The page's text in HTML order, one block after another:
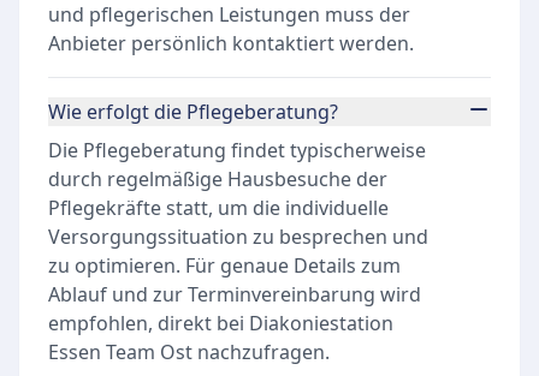
und pflegerischen Leistungen muss der
Anbieter persönlich kontaktiert werden.
Wie erfolgt die Pflegeberatung?
Die Pflegeberatung findet typischerweise
durch regelmäßige Hausbesuche der
Pflegekräfte statt, um die individuelle
Versorgungssituation zu besprechen und
zu optimieren. Für genaue Details zum
Ablauf und zur Terminvereinbarung wird
empfohlen, direkt bei Diakoniestation
Essen Team Ost nachzufragen.